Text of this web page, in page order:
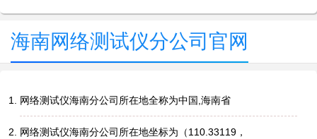
海南网络测试仪分公司官网
网络测试仪海南分公司所在地全称为中国,海南省
网络测试仪海南分公司所在地坐标为（110.33119，